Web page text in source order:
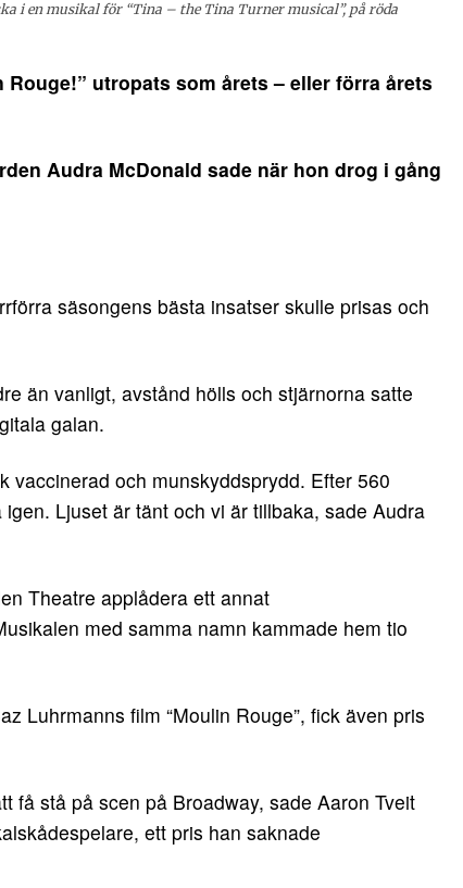
i en musikal för “Tina – the Tina Turner musical”, på röda
utropats som årets – eller förra årets
Audra McDonald sade när hon drog i gång
säsongens bästa insatser skulle prisas och
än vanligt, avstånd hölls och stjärnorna satte
galan.
vaccinerad och munskyddsprydd. Efter 560
Ljuset är tänt och vi är tillbaka, sade Audra
Theatre applådera ett annat
med samma namn kammade hem tio
Luhrmanns film “Moulin Rouge”, fick även pris
få stå på scen på Broadway, sade Aaron Tveit
ett pris han saknade